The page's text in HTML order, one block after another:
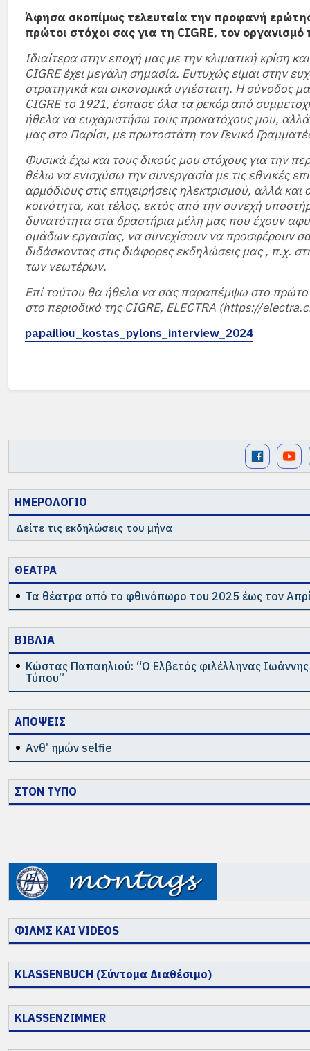
ΗΜΕΡΟΛΟΓΙΟ
Δείτε τις εκδηλώσεις του μήνα
ΘΕΑΤΡΑ
Τα θέατρα από το φθινόπωρο του 2025 έως τον
ΒΙΒΛΙΑ
Κώστας Παπαηλιού: “Ο Ελβετός φιλέλληνας
Τύπου”
ΑΠΟΨΕΙΣ
Ανθ’ ημών selfie
ΣΤΟΝ ΤΥΠΟ
Άφησα σκοπίμως τελευταία την προφανή
πρώτοι στόχοι σας για τη CIGRE, τον
Ιδιαίτερα στην εποχή μας με την κλιματική κρίση
CIGRE έχει μεγάλη σημασία. Ευτυχώς είμαι στην
στρατηγικά και οικονομικά υγιέστατη. Η σύνοδος
CIGRE το 1921, έσπασε όλα τα ρεκόρ από
ήθελα να ευχαριστήσω τους προκατόχους μου,
μας στο Παρίσι, με πρωτοστάτη τον Γενικό
Φυσικά έχω και τους δικούς μου στόχους για την
θέλω να ενισχύσω την συνεργασία με τις εθνικές
αρμόδιους στις επιχειρήσεις ηλεκτρισμού, αλλά
κοινότητα, και τέλος, εκτός από την συνεχή
δυνατότητα στα δραστήρια μέλη μας που έχουν
ομάδων εργασίας, να συνεχίσουν να προσφέρουν
διδάσκοντας στις διάφορες εκδηλώσεις μας , π.χ.
των νεωτέρων.
Επί τούτου θα ήθελα να σας παραπέμψω στο πρώτο
στο περιοδικό της CIGRE, ELECTRA (https://
papailiou_kostas_pylons_interview_2024
ΦΙΛΜΣ ΚΑΙ VIDEOS
KLASSENBUCH (Σύντομα Διαθέσιμο)
KLASSENZIMMER